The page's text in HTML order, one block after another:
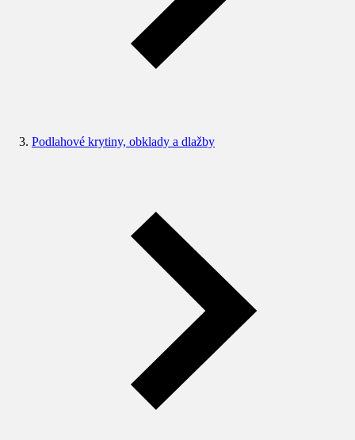
Podlahové krytiny, obklady a dlažby